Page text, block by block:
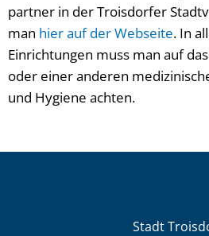
partner in der Troisdorfer
man hier auf der Webseite. In
Einrichtungen muss man auf
oder einer anderen
und Hygiene achten.
Stadt